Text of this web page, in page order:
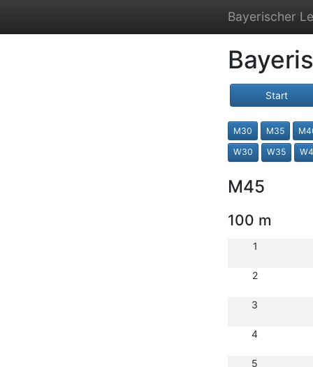
Bayerischer
Start
M30 M35
W30 W35
M45
100 m
1
2
3
4
5